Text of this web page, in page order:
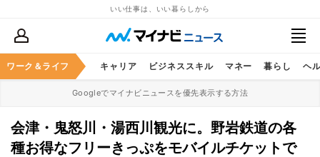
いい仕事は、いい暮らしから
ワーク＆ライフ キャリア ビジネススキル マネー 暮らし ヘ
Googleでマイナビニュースを優先表示する方法
会津・鬼怒川・湯西川観光に。野岩鉄道の各
種お得なフリーきっぷをモバイルチケットで